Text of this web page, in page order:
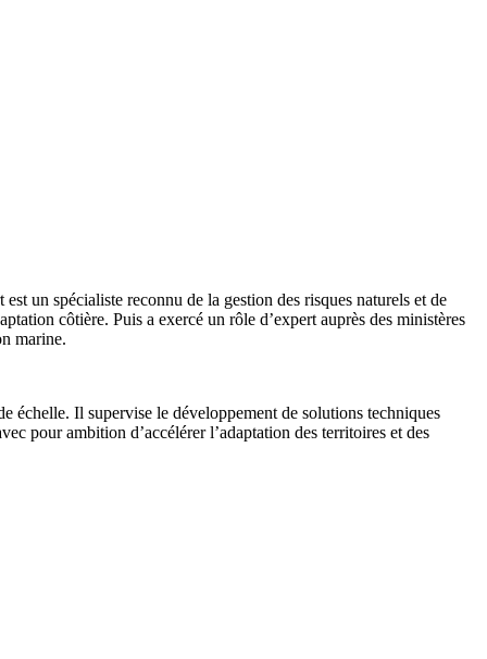
un spécialiste reconnu de la gestion des risques naturels et de
côtière. Puis a exercé un rôle d’expert auprès des ministères
marine.
Il supervise le développement de solutions techniques
pour ambition d’accélérer l’adaptation des territoires et des